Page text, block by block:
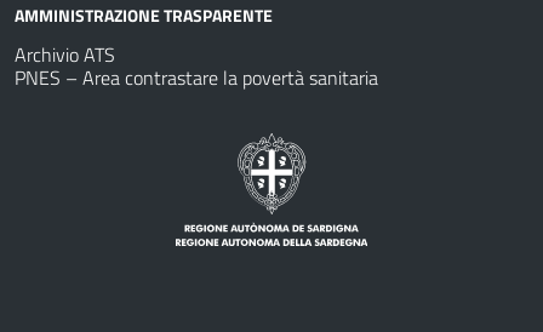
AMMINISTRAZIONE TRASPARENTE
Archivio ATS
PNES – Area contrastare la povertà sanitaria